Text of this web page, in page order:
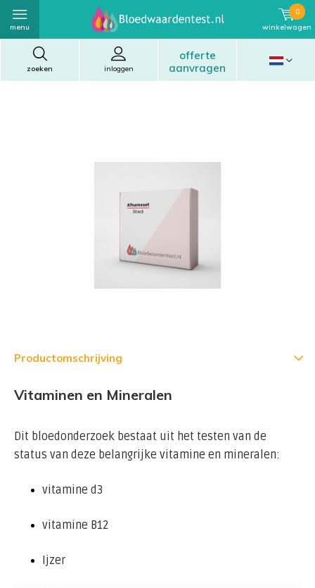
zoeken
offerte
aanvragen
inloggen
menu winkelwagen
0
Productomschrijving
Vitaminen en Mineralen
Dit bloedonderzoek bestaat uit het testen van de
status van deze belangrijke vitamine en mineralen:
vitamine d3
vitamine B12
Ijzer